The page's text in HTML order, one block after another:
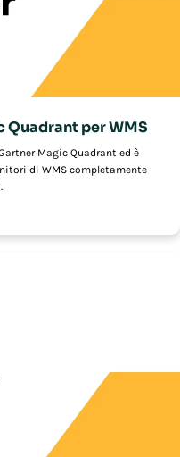
Quadrant per WMS
Magic Quadrant ed è
di WMS completamente